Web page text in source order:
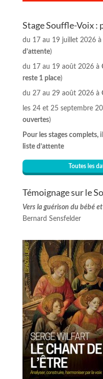
Stage Souffle-Voix :
du 17 au 19 juillet 2026 à
d’attente)
du 17 au 19 août 2026 à
reste 1 place)
du 27 au 29 août 2026 à
les 24 et 25 septembre
ouvertes)
Pour les stages complets,
liste d’attente
Toutes les
Témoignage sur le
Vers la guérison du bébé
Bernard Sensfelder